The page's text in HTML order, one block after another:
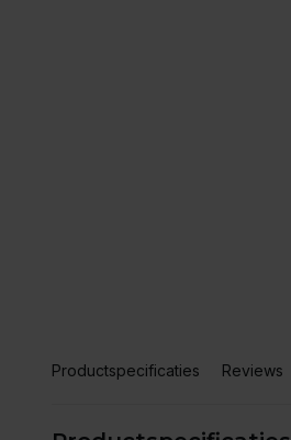
Productspecificaties Reviews